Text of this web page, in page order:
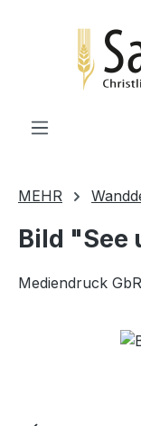
MEHR
Bild "See
Mediendruck GbR
Bildergalerie